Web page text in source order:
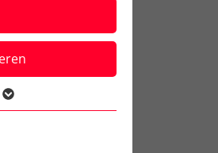
der
Webseite